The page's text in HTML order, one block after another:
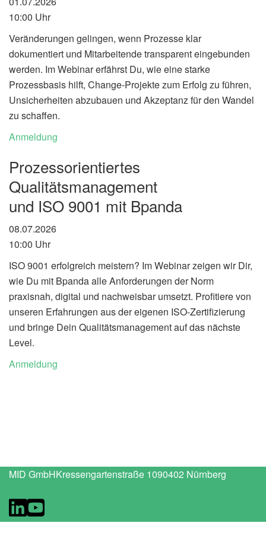
10:00 Uhr
Veränderungen gelingen, wenn Prozesse klar
dokumentiert und Mitarbeitende transparent eingebunden
werden. Im Webinar erfährst Du, wie eine starke
Prozessbasis hilft, Change-Projekte zum Erfolg zu führen,
Unsicherheiten abzubauen und Akzeptanz für den Wandel
zu schaffen.
Anmeldung
Prozessorientiertes
Qualitätsmanagement
und ISO 9001 mit Bpanda
08.07.2026
10:00 Uhr
ISO 9001 erfolgreich meistern? Im Webinar zeigen wir Dir,
wie Du mit Bpandaalle Anforderungen der Norm
praxisnah, digital und nachweisbar umsetzt. Profitiere von
unseren Erfahrungen aus der eigenen ISO-Zertifizierung
und bringe Dein Qualitätsmanagement auf das nächste
Level.
Anmeldung
MID GmbHKressengartenstraße 1090402 Nürnberg